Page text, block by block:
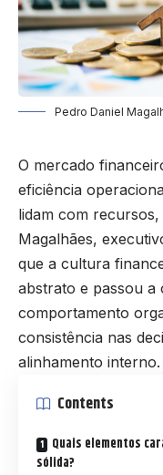
Pedro Daniel
O mercado
eficiência
lidam com
Magalhães,
que a cultura
abstrato e passou a
comportamento
consistência nas
alinhamento interno.
Contents
Quais elementos
sólida?